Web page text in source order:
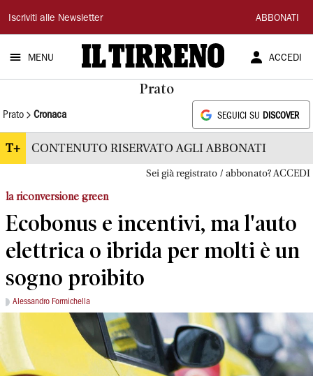
Il
Tirreno
Iscriviti alle Newsletter ABBONATI
MENU ACCEDI
Prato
Prato Cronaca SEGUICI SU DISCOVER
T+ CONTENUTO RISERVATO AGLI ABBONATI
Sei già registrato / abbonato? ACCEDI
la riconversione green
Ecobonus e incentivi, ma l'auto
elettrica o ibrida per molti è un
sogno proibito
Alessandro Formichella